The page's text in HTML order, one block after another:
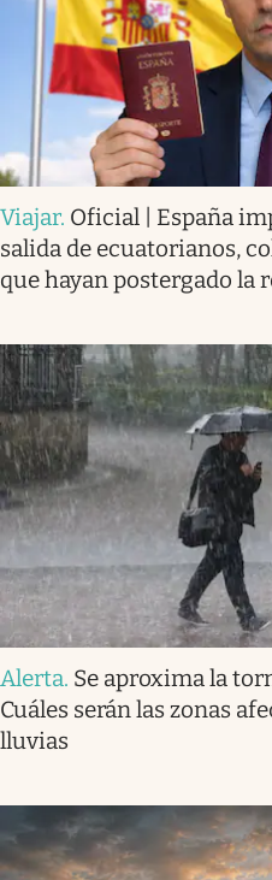
Viajar. Oficial | España
salida de ecuatorianos,
que hayan postergado la
Alerta. Se aproxima la
Cuáles serán las zonas
lluvias